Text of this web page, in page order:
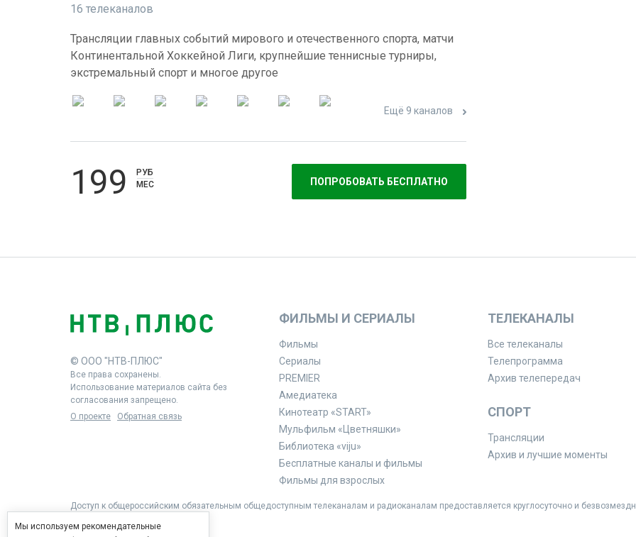
16 телеканалов
Трансляции главных событий мирового и отечественного спорта, матчи
Континентальной Хоккейной Лиги, крупнейшие теннисные турниры,
экстремальный спорт и многое другое
Ещё 9 каналов
199
РУБ
МЕС
ПОПРОБОВАТЬ БЕСПЛАТНО
© ООО "НТВ-ПЛЮС"
Все права сохранены.
Использование материалов сайта без
согласования запрещено.
О проекте
Обратная связь
ФИЛЬМЫ И СЕРИАЛЫ
Фильмы
Сериалы
PREMIER
Амедиатека
Кинотеатр «START»
Мульфильм «Цветняшки»
Библиотека «viju»
Бесплатные каналы и фильмы
Фильмы для взрослых
ТЕЛЕКАНАЛЫ
Все телеканалы
Телепрограмма
Архив телепередач
СПОРТ
Трансляции
Архив и лучшие моменты
Доступ к общероссийским обязательным общедоступным телеканалам и радиоканалам предоставляется круглосуточно и
Мы используем рекомендательные